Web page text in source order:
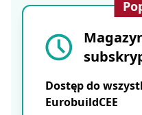
Dostęp do
EurobuildCEE